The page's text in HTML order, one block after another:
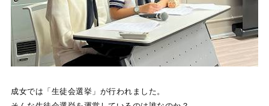
成女では「生徒会選挙」が行われました。